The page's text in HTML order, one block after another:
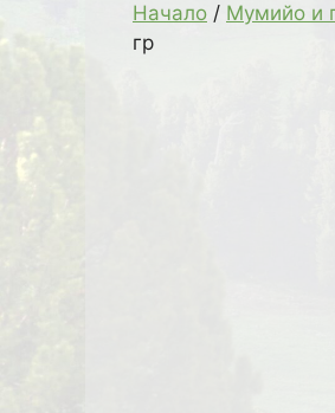
Начало / Мумийо и
гр